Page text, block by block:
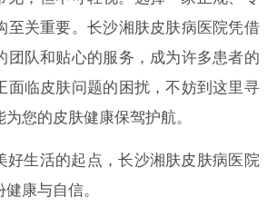
至关重要。长沙湘肤皮肤病医院凭借
团队和贴心的服务，成为许多患者的
面临皮肤问题的困扰，不妨到这里寻
您的皮肤健康保驾护航。
好生活的起点，长沙湘肤皮肤病医院
康与自信。